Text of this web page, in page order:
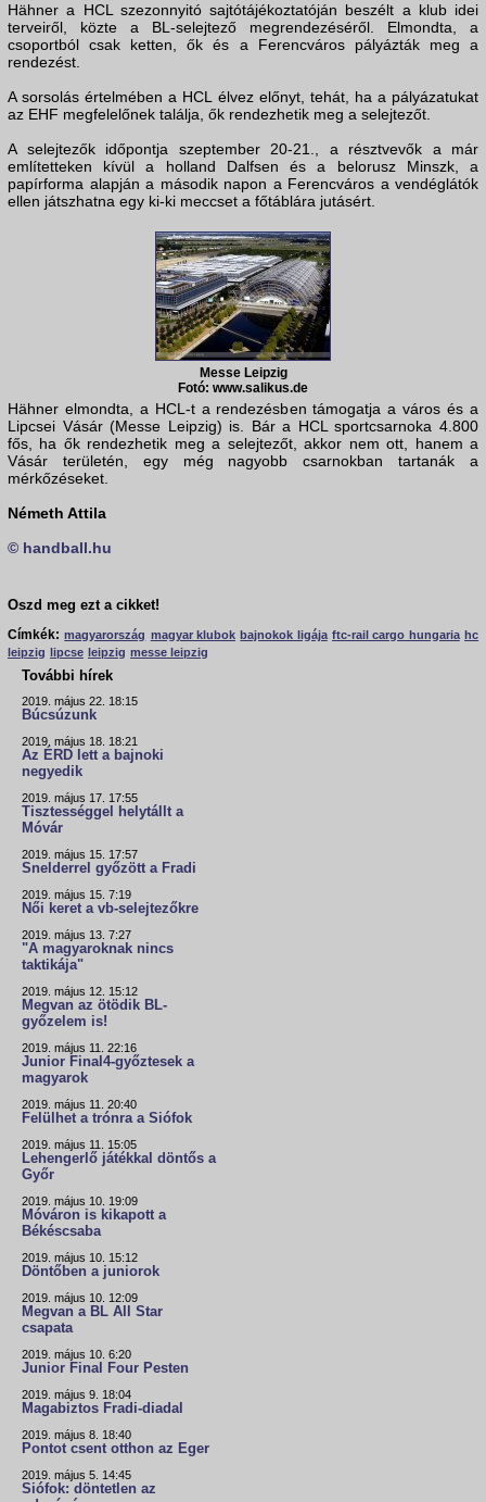
Hähner a HCL szezonnyitó sajtótájékoztatóján beszélt a klub idei
terveiről, közte a BL-selejtező megrendezéséről. Elmondta, a
csoportból csak ketten, ők és a Ferencváros pályázták meg a
rendezést.
A sorsolás értelmében a HCL élvez előnyt, tehát, ha a pályázatukat
az EHF megfelelőnek találja, ők rendezhetik meg a selejtezőt.
A selejtezők időpontja szeptember 20-21., a résztvevők a már
említetteken kívül a holland Dalfsen és a belorusz Minszk, a
papírforma alapján a második napon a Ferencváros a vendéglátók
ellen játszhatna egy ki-ki meccset a főtáblára jutásért.
Messe Leipzig
Fotó: www.salikus.de
Hähner elmondta, a HCL-t a rendezésben támogatja a város és a
Lipcsei Vásár (Messe Leipzig) is. Bár a HCL sportcsarnoka 4.800
fős, ha ők rendezhetik meg a selejtezőt, akkor nem ott, hanem a
Vásár területén, egy még nagyobb csarnokban tartanák a
mérkőzéseket.
Németh Attila
© handball.hu
Oszd meg ezt a cikket!
Címkék: magyarország magyar klubok bajnokok ligája ftc-rail cargo hungaria hc
leipzig lipcse leipzig messe leipzig
További hírek
2019. május 22. 18:15
Búcsúzunk
2019. május 18. 18:21
Az ÉRD lett a bajnoki
negyedik
2019. május 17. 17:55
Tisztességgel helytállt a
Móvár
2019. május 15. 17:57
Snelderrel győzött a Fradi
2019. május 15. 7:19
Női keret a vb-selejtezőkre
2019. május 13. 7:27
"A magyaroknak nincs
taktikája"
2019. május 12. 15:12
Megvan az ötödik BL-
győzelem is!
2019. május 11. 22:16
Junior Final4-győztesek a
magyarok
2019. május 11. 20:40
Felülhet a trónra a Siófok
2019. május 11. 15:05
Lehengerlő játékkal döntős a
Győr
2019. május 10. 19:09
Móváron is kikapott a
Békéscsaba
2019. május 10. 15:12
Döntőben a juniorok
2019. május 10. 12:09
Megvan a BL All Star
csapata
2019. május 10. 6:20
Junior Final Four Pesten
2019. május 9. 18:04
Magabiztos Fradi-diadal
2019. május 8. 18:40
Pontot csent otthon az Eger
2019. május 5. 14:45
Siófok: döntetlen az